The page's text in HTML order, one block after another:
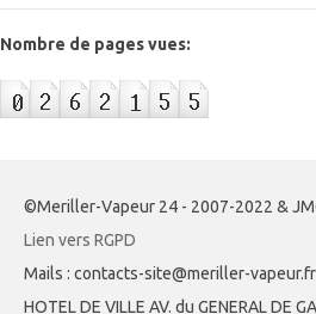
Nombre de pages vues:
©Meriller-Vapeur 24 - 2007-2022 &
Lien vers RGPD
Mails : contacts-site@meriller-
HOTEL DE VILLE AV. du GENERAL DE